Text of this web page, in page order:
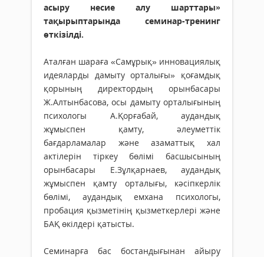
асыру несие алу шарттары»
тақырыптарында семинар-тренинг
өткізілді.
Аталған шараға «Самұрық» инновациялық
идеяларды дамыту орталығы» қоғамдық
қорының директордың орынбасары
Ж.Алтынбасова, осы дамыту орталығының
психологы А.Қорғабай, аудандық
жұмыспен қамту, әлеуметтік
бағдарламалар және азаматтық хал
актілерін тіркеу бөлімі басшысының
орынбасары Е.Зұлқарнаев, аудандық
жұмыспен қамту орталығы, кәсіпкерлік
бөлімі, аудандық емхана психологы,
пробация қызметінің қызметкерлері және
БАҚ өкілдері қатысты.
Семинарға бас бостандығынан айыру